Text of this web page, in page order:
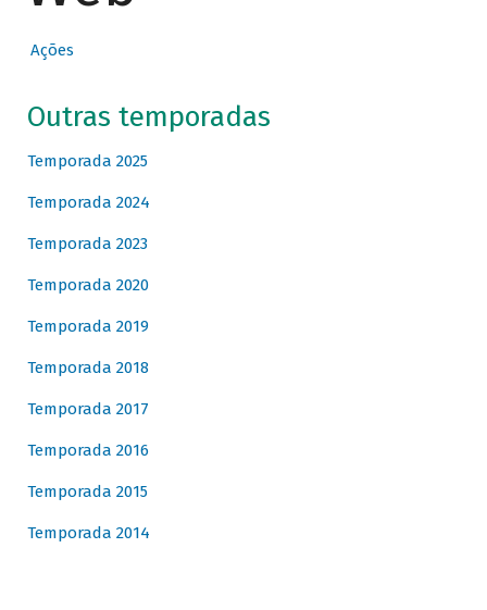
Ações
Outras temporadas
Temporada 2025
Temporada 2024
Temporada 2023
Temporada 2020
Temporada 2019
Temporada 2018
Temporada 2017
Temporada 2016
Temporada 2015
Temporada 2014